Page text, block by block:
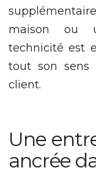
maison ou
technicité est
tout son sens
client.
Une
ancrée